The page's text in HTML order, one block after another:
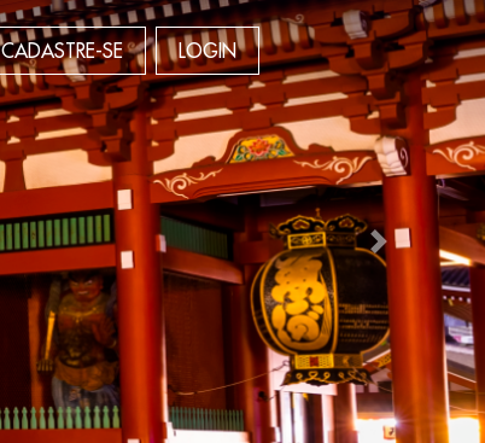
CADASTRE-SE LOGIN
Next